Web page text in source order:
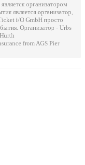
организатором
является организатор,
i/O GmbH просто
Организатор - Urbs
from AGS Pier